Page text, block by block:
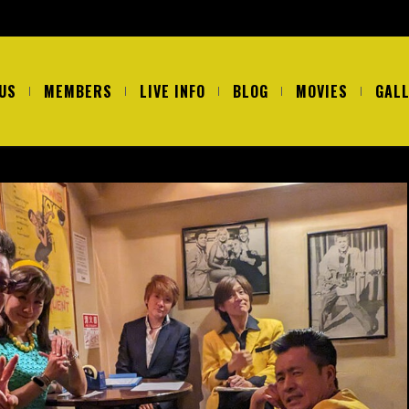
MEMBERS LIVE INFO BLOG MOVIES